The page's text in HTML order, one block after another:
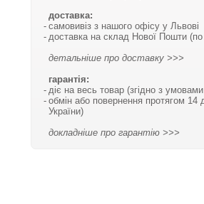
доставка:
самовивіз з нашого офісу у Львові
доставка на склад Нової Пошти (по
детальніше про доставку >>>
гарантія:
діє на весь товар (згідно з
обмін або повернення протягом 14
України)
докладніше про гарантію >>>